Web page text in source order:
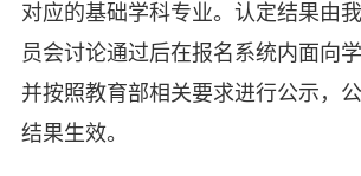
对应的基础学科专业。认定结果由
员会讨论通过后在报名系统内面向学
并按照教育部相关要求进行公示，
结果生效。